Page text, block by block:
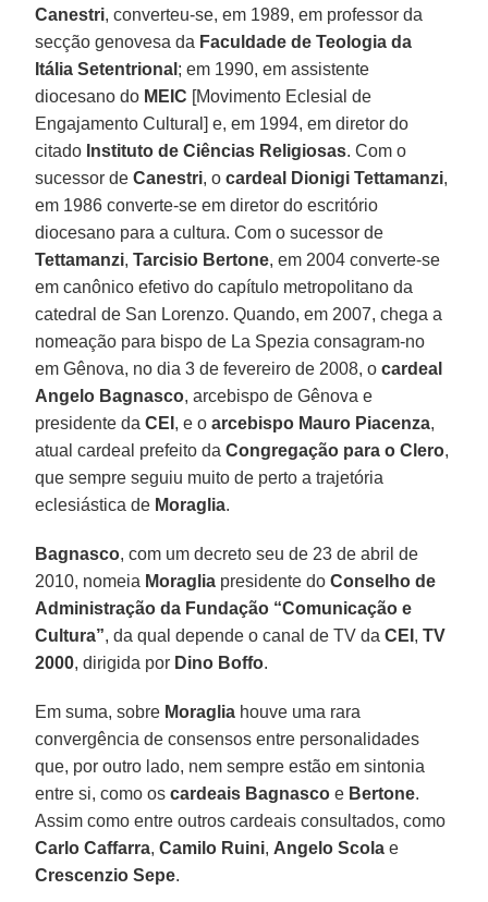
Canestri, converteu-se, em 1989, em professor da
secção genovesa da Faculdade de Teologia da
Itália Setentrional ; em 1990, em assistente
diocesano do MEIC [Movimento Eclesial de
Engajamento Cultural] e, em 1994, em diretor do
citado Instituto de Ciências Religiosas. Com o
sucessor deCanestri, ocardeal Dionigi Tettamanzi,
em 1986 converte-se em diretor do escritório
diocesano para a cultura. Com o sucessor de
Tettamanzi,Tarcisio Bertone, em 2004 converte-se
em canônico efetivo do capítulo metropolitano da
catedral de San Lorenzo. Quando, em 2007, chega a
nomeação para bispo de La Spezia consagram-no
em Gênova, no dia 3 de fevereiro de 2008, ocardeal
Angelo Bagnasco, arcebispo de Gênova e
presidente daCEI , e oarcebispo Mauro Piacenza,
atual cardeal prefeito daCongregação para o Clero,
que sempre seguiu muito de perto a trajetória
eclesiástica de Moraglia.
Bagnasco, com um decreto seu de 23 de abril de
2010, nomeia Moraglia presidente doConselho de
Administração da Fundação “Comunicação e
Cultura”, da qual depende o canal de TV daCEI ,TV
2000, dirigida por Dino Boffo.
Em suma, sobre Moraglia houve uma rara
convergência de consensos entre personalidades
que, por outro lado, nem sempre estão em sintonia
entre si, como oscardeais Bagnasco e Bertone.
Assim como entre outros cardeais consultados, como
Carlo Caffarra,Camilo Ruini, Angelo Scola e
Crescenzio Sepe.